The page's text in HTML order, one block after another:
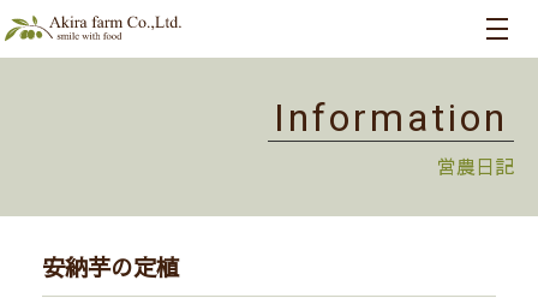
Information
営農日記
安納芋の定植